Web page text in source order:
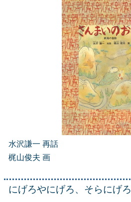
水沢謙一 再話
梶山俊夫 画
にげろやにげろ、そらにげろ